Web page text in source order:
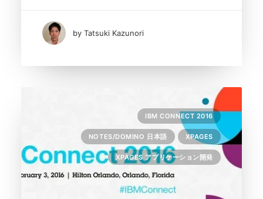
by Tatsuki Kazunori
IBM CONNECT 2016
NOTES/DOMINO 日本語 XPAGES
XPAGES アプリケーション開発